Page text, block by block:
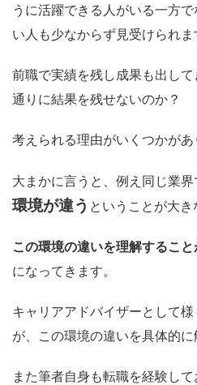
うに活躍できる人がいる一方
い人も少なからず見受けられま
前職で実績を残し成果も出し
通りに結果を残せないのか？
考えられる理由がいくつかがあ
大まかに言うと、例え同じ業界
環境が違う ということが大き
この環境の違いを理解するこ
になってきます。
キャリアアドバイザーとして
が、この環境の違いを具体的に
また筆者自身も転職を経験し